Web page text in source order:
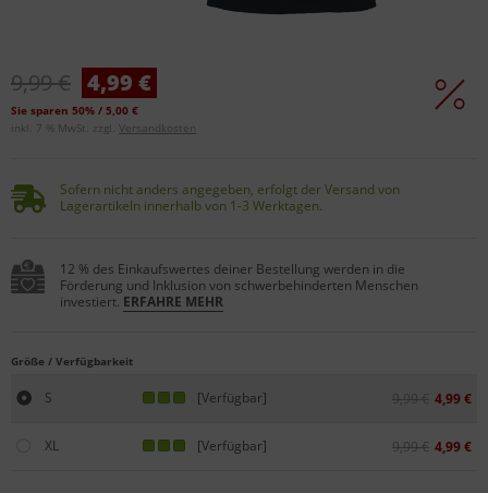
9,99 € 4,99 €
Sie sparen 50% / 5,00 €
inkl. 7 % MwSt. zzgl. Versandkosten
Sofern nicht anders angegeben, erfolgt der Versand von
Lagerartikeln innerhalb von 1-3 Werktagen.
12 % des Einkaufswertes deiner Bestellung werden in die
Förderung und Inklusion von schwerbehinderten Menschen
investiert. ERFAHRE MEHR
Größe / Verfügbarkeit
S [Verfügbar] 9,99 € 4,99 €
XL [Verfügbar] 9,99 € 4,99 €